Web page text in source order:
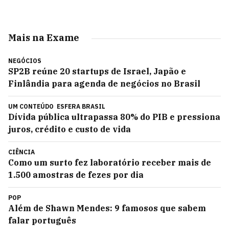
Mais na Exame
NEGÓCIOS
SP2B reúne 20 startups de Israel, Japão e
Finlândia para agenda de negócios no Brasil
UM CONTEÚDO ESFERA BRASIL
Dívida pública ultrapassa 80% do PIB e pressiona
juros, crédito e custo de vida
CIÊNCIA
Como um surto fez laboratório receber mais de
1.500 amostras de fezes por dia
POP
Além de Shawn Mendes: 9 famosos que sabem
falar português